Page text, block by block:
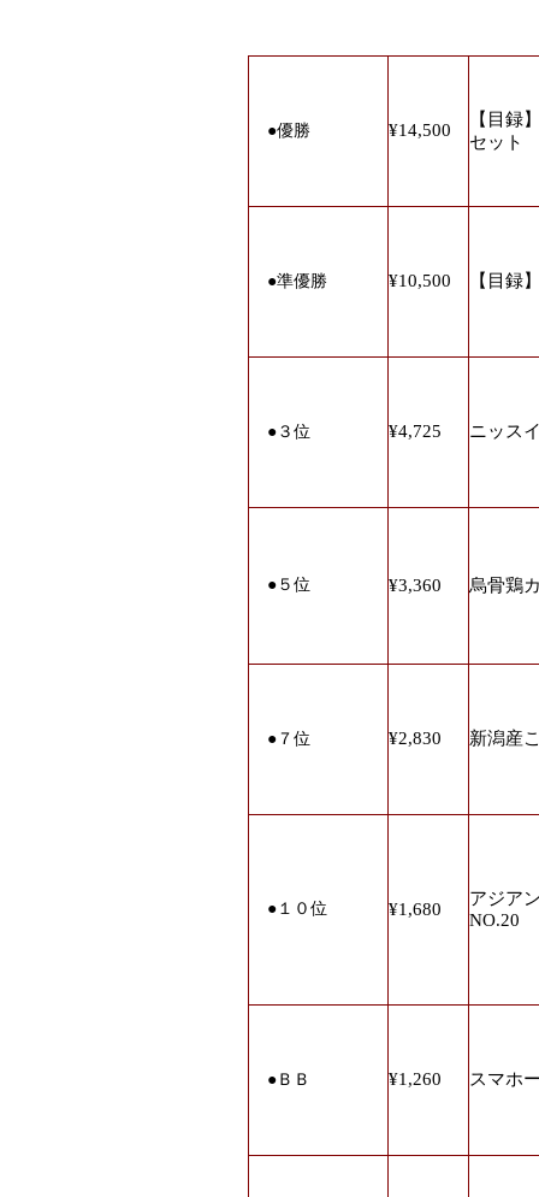
●優勝 ¥14,500
【目録
セット
●準優勝 ¥10,500 【目録
● ３位 ¥4,725 ニッス
● ５位 ¥3,360 烏骨鶏
● ７位 ¥2,830 新潟産
● １０位 ¥1,680
アジア
NO.20
● ＢＢ ¥1,260 スマホ